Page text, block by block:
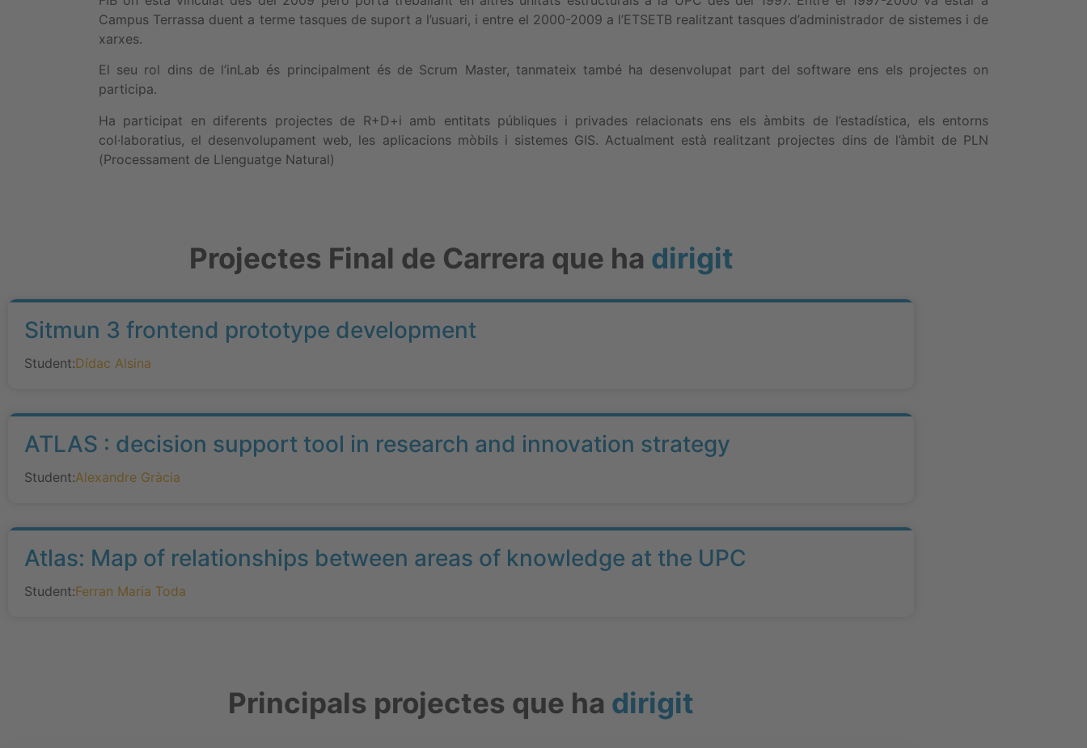
Campus Terrassa duent a terme tasques de suport a l’usuari, i entre el 2000-2009 a l’ETSETB realitzant tasques d’administrador de sistemes i de
xarxes.
El seu rol dins de l’inLab és principalment és de Scrum Master, tanmateix també ha desenvolupat part del software ens els projectes on
participa.
Ha participat en diferents projectes de R+D+i amb entitats públiques i privades relacionats ens els àmbits de l’estadística, els entorns
col·laboratius, el desenvolupament web, les aplicacions mòbils i sistemes GIS. Actualment està realitzant projectes dins de l’àmbit de PLN
(Processament de Llenguatge Natural)
Projectes Final de Carrera que ha dirigit
Sitmun 3 frontend prototype development
Student:Dídac Alsina
ATLAS : decision support tool in research and innovation strategy
Student:Alexandre Gràcia
Atlas: Map of relationships between areas of knowledge at the UPC
Student:Ferran Maria Toda
Principals projectes que ha dirigit